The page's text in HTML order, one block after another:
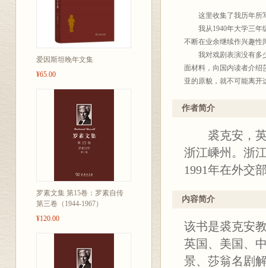
爱因斯坦晚年文集
¥65.00
罗素文集 第15卷：罗素自传
第三卷（1944-1967）
¥120.00
这里收集了我历年所写
我从1940年大学三年级
不断在业余继续作兴趣性
我对戏剧表演没有多少
面材料，向国内读者介绍
亚的原貌，就不可能离开
周知的原因，中国文艺界
期，他的思想也处在新
行诗集也是隐含着编的
我的这些文章也免不了
作者简介
裘克安，英
浙江嵊州。浙
1991年在外交
内容简介
该书是裘克安
英国、美国、
景、莎翁名剧